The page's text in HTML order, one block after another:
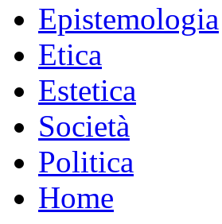
Epistemologia
Etica
Estetica
Società
Politica
Home